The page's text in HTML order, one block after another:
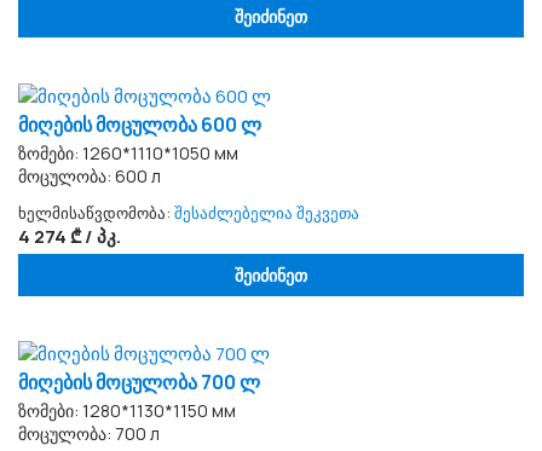
შეიძინეთ
მიღების მოცულობა 600 ლ
ზომები: 1260*1110*1050 мм
მოცულობა: 600 л
ხელმისაწვდომობა: შესაძლებელია შეკვეთა
4 274 ₾ / პკ.
შეიძინეთ
მიღების მოცულობა 700 ლ
ზომები: 1280*1130*1150 мм
მოცულობა: 700 л